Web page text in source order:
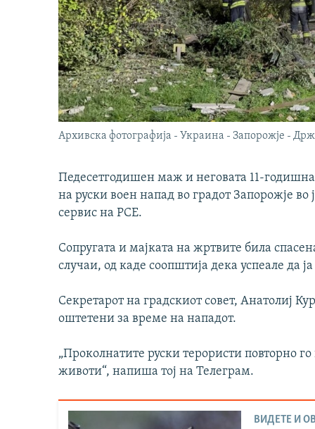
Архивска фотографија - Украина - Запорожје -
Педесетгодишен маж и неговата 11-
на руски воен напад во градот Запорожје
сервис на РСЕ.
Сопругата и мајката на жртвите била
случаи, од каде соопштија дека успеале да
Секретарот на градскиот совет, Анатолиј
оштетени за време на нападот.
„Проколнатите руски терористи повторно
животи“, напиша тој на Телеграм.
ВИДЕТЕ И